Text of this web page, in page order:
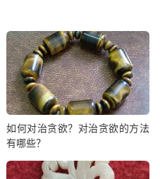
如何对治贪欲？对治贪欲的方法
有哪些？